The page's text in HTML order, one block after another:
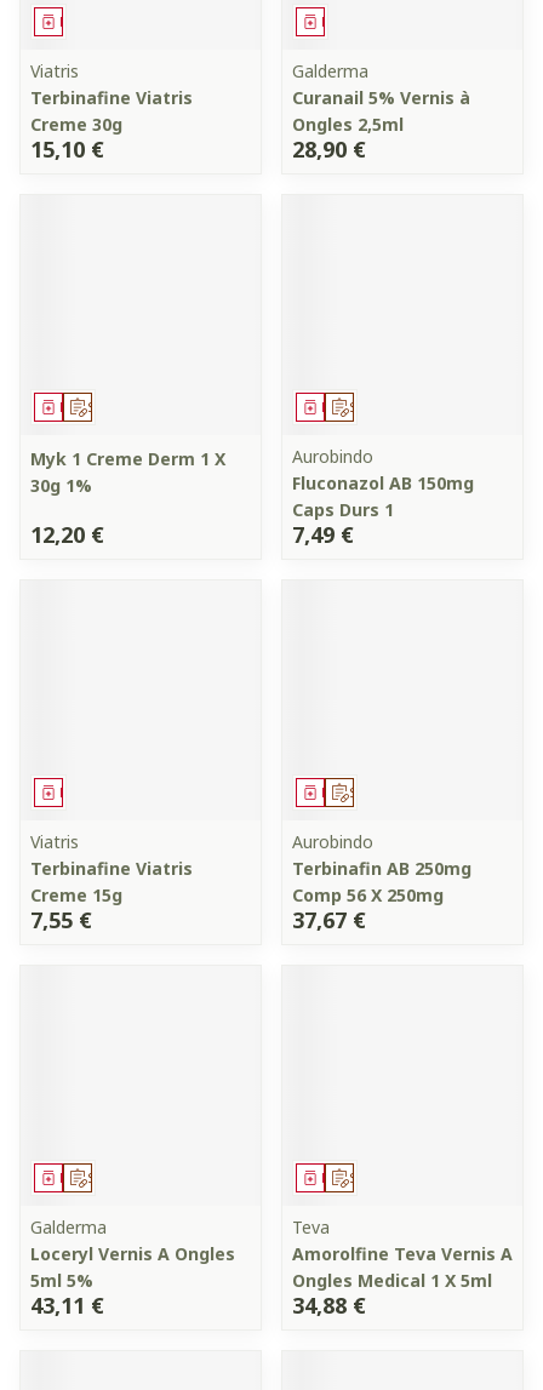
Médicament
Viatris
Terbinafine Viatris
Creme 30g
15,10 €
Médicament
Galderma
Curanail 5% Vernis à
Ongles 2,5ml
28,90 €
Sur prescription
Médicament
Myk 1 Creme Derm 1 X
30g 1%
12,20 €
Sur prescription
Médicament
Aurobindo
Fluconazol AB 150mg
Caps Durs 1
7,49 €
Médicament
Viatris
Terbinafine Viatris
Creme 15g
7,55 €
Sur prescription
Médicament
Aurobindo
Terbinafin AB 250mg
Comp 56 X 250mg
37,67 €
Sur prescription
Médicament
Galderma
Loceryl Vernis A Ongles
5ml 5%
43,11 €
Sur prescription
Médicament
Teva
Amorolfine Teva Vernis A
Ongles Medical 1 X 5ml
34,88 €